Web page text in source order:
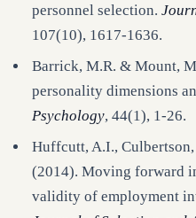
personnel selection.
107(10), 1617-1636.
Barrick, M.R. & Mount,
personality dimensions
Psychology, 44(1), 1-26.
Huffcutt, A.I., Culbertson,
(2014). Moving forward
validity of employment